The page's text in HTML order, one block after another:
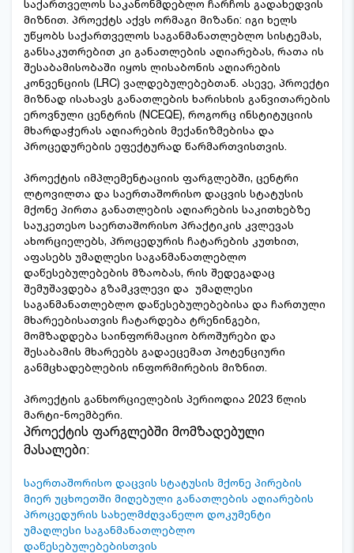
საქართველოს საკანონმდებლო ჩარჩოს გადახედვის
მიზნით. პროექტს აქვს ორმაგი მიზანი: იგი ხელს
უწყობს საქართველოს საგანმანათლებლო სისტემას,
განსაკუთრებით კი განათლების აღიარებას, რათა ის
შესაბამისობაში იყოს ლისაბონის აღიარების
კონვენციის (LRC) ვალდებულებებთან. ასევე, პროექტი
მიზნად ისახავს განათლების ხარისხის განვითარების
ეროვნული ცენტრის (NCEQE), როგორც ინსტიტუციის
მხარდაჭერას აღიარების მექანიზმებისა და
პროცედურების ეფექტურად წარმართვისთვის.
პროექტის იმპლემენტაციის ფარგლებში, ცენტრი
ლტოვილთა და საერთაშორისო დაცვის სტატუსის
მქონე პირთა განათლების აღიარების საკითხებზე
საუკეთესო საერთაშორისო პრაქტიკის კვლევას
ახორციელებს, პროცედურის ჩატარების კუთხით,
აფასებს უმაღლესი საგანმანათლებლო
დაწესებულებების მზაობას, რის შედეგადაც
შემუშავდება გზამკვლევი და უმაღლესი
საგანმანათლებლო დაწესებულებებისა და ჩართული
მხარეებისათვის ჩატარდება ტრენინგები,
მომზადდება საინფორმაციო ბროშურები და
შესაბამის მხარეებს გადაეცემათ პოტენციური
განმცხადებლების ინფორმირების მიზნით.
პროექტის განხორციელების პერიოდია 2023 წლის
მარტი-ნოემბერი.
პროექტის ფარგლებში მომზადებული
მასალები:
საერთაშორისო დაცვის სტატუსის მქონე პირების
მიერ უცხოეთში მიღებული განათლების აღიარების
პროცედურის სახელმძღვანელო დოკუმენტი
უმაღლესი საგანმანათლებლო
დაწესებულებებისთვის